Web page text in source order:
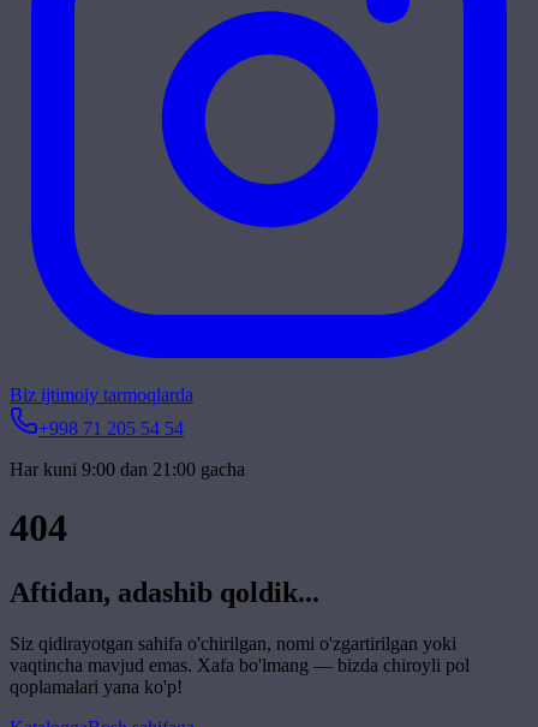
Biz ijtimoiy tarmoqlarda
+998 71 205 54 54
Har kuni 9:00 dan 21:00 gacha
404
Aftidan, adashib qoldik...
Siz qidirayotgan sahifa o'chirilgan, nomi o'zgartirilgan yoki
vaqtincha mavjud emas. Xafa bo'lmang — bizda chiroyli pol
qoplamalari yana ko'p!